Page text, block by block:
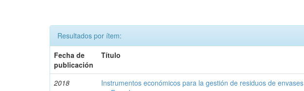
Resultados por ítem:
Fecha de
publicación
Título
2018
Instrumentos económicos para la gestión de residuos de envases